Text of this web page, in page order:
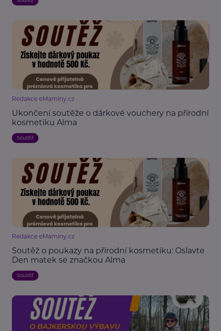
Redakce eMaminy.cz
Ukončení soutěže o dárkové vouchery na přírodní
kosmetiku Alma
Soutěž
Redakce eMaminy.cz
Soutěž o poukazy na přírodní kosmetiku: Oslavte
Den matek se značkou Alma
Soutěž